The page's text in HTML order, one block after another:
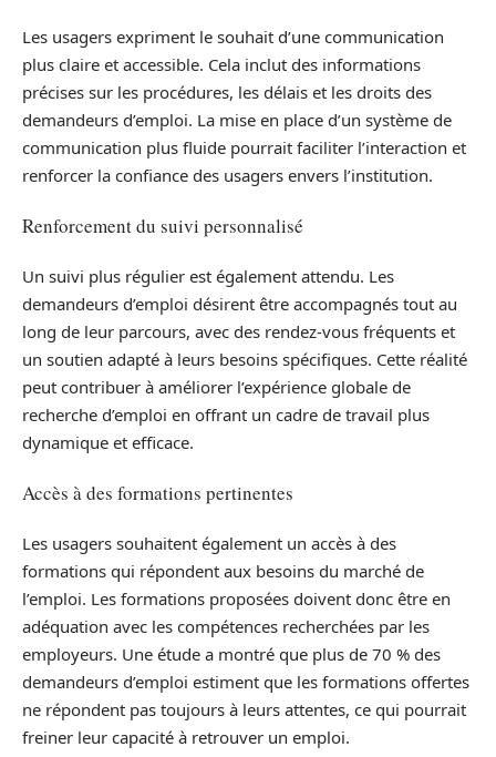
Les usagers expriment le souhait d’une communication
plus claire et accessible. Cela inclut des informations
précises sur les procédures, les délais et les droits des
demandeurs d’emploi. La mise en place d’un système de
communication plus fluide pourrait faciliter l’interaction et
renforcer la confiance des usagers envers l’institution.
Renforcement du suivi personnalisé
Un suivi plus régulier est également attendu. Les
demandeurs d’emploi désirent être accompagnés tout au
long de leur parcours, avec des rendez-vous fréquents et
un soutien adapté à leurs besoins spécifiques. Cette réalité
peut contribuer à améliorer l’expérience globale de
recherche d’emploi en offrant un cadre de travail plus
dynamique et efficace.
Accès à des formations pertinentes
Les usagers souhaitent également un accès à des
formations qui répondent aux besoins du marché de
l’emploi. Les formations proposées doivent donc être en
adéquation avec les compétences recherchées par les
employeurs. Une étude a montré que plus de 70 % des
demandeurs d’emploi estiment que les formations offertes
ne répondent pas toujours à leurs attentes, ce qui pourrait
freiner leur capacité à retrouver un emploi.